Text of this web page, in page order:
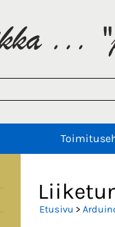
Etusivu >